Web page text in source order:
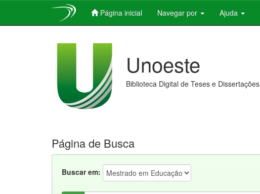
Página inicial Navegar por Ajuda
Unoeste
Biblioteca Digital de Teses e Dissertações
Página de Busca
Buscar em: